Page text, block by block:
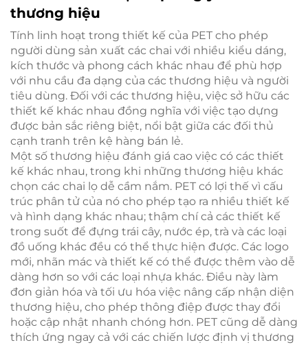
thương hiệu
Tính linh hoạt trong thiết kế của PET cho phép
người dùng sản xuất các chai với nhiều kiểu dáng,
kích thước và phong cách khác nhau để phù hợp
với nhu cầu đa dạng của các thương hiệu và người
tiêu dùng. Đối với các thương hiệu, việc sở hữu các
thiết kế khác nhau đồng nghĩa với việc tạo dựng
được bản sắc riêng biệt, nổi bật giữa các đối thủ
cạnh tranh trên kệ hàng bán lẻ.
Một số thương hiệu đánh giá cao việc có các thiết
kế khác nhau, trong khi những thương hiệu khác
chọn các chai lọ dễ cầm nắm. PET có lợi thế vì cấu
trúc phân tử của nó cho phép tạo ra nhiều thiết kế
và hình dạng khác nhau; thậm chí cả các thiết kế
trong suốt để đựng trái cây, nước ép, trà và các loại
đồ uống khác đều có thể thực hiện được. Các logo
mới, nhãn mác và thiết kế có thể được thêm vào dễ
dàng hơn so với các loại nhựa khác. Điều này làm
đơn giản hóa và tối ưu hóa việc nâng cấp nhận diện
thương hiệu, cho phép thông điệp được thay đổi
hoặc cập nhật nhanh chóng hơn. PET cũng dễ dàng
thích ứng ngay cả với các chiến lược định vị thương